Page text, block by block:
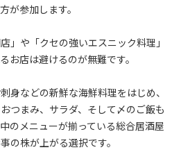
が参加します。
」や「クセの強いエスニック料理」
お店は避けるのが無難です。
身などの新鮮な海鮮料理をはじめ、
つまみ、サラダ、そして〆のご飯も
のメニューが揃っている総合居酒屋
の株が上がる選択です。